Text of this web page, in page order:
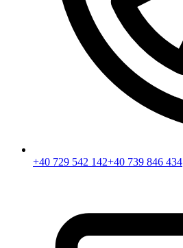
+40 729 542 142+40 739 846 434